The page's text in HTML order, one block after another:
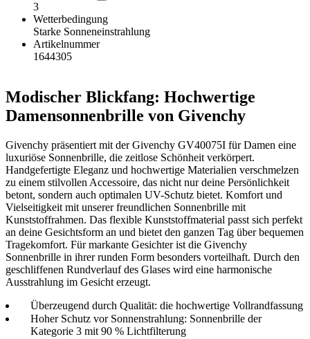
3
Wetterbedingung
Starke Sonneneinstrahlung
Artikelnummer
1644305
Modischer Blickfang: Hochwertige
Damensonnenbrille von Givenchy
Givenchy präsentiert mit der Givenchy GV40075I für Damen eine
luxuriöse Sonnenbrille, die zeitlose Schönheit verkörpert.
Handgefertigte Eleganz und hochwertige Materialien verschmelzen
zu einem stilvollen Accessoire, das nicht nur deine Persönlichkeit
betont, sondern auch optimalen UV-Schutz bietet. Komfort und
Vielseitigkeit mit unserer freundlichen Sonnenbrille mit
Kunststoffrahmen. Das flexible Kunststoffmaterial passt sich perfekt
an deine Gesichtsform an und bietet den ganzen Tag über bequemen
Tragekomfort. Für markante Gesichter ist die Givenchy
Sonnenbrille in ihrer runden Form besonders vorteilhaft. Durch den
geschliffenen Rundverlauf des Glases wird eine harmonische
Ausstrahlung im Gesicht erzeugt.
Überzeugend durch Qualität: die hochwertige Vollrandfassung
Hoher Schutz vor Sonnenstrahlung: Sonnenbrille der
Kategorie 3 mit 90 % Lichtfilterung